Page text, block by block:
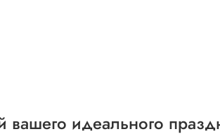
вашего идеального